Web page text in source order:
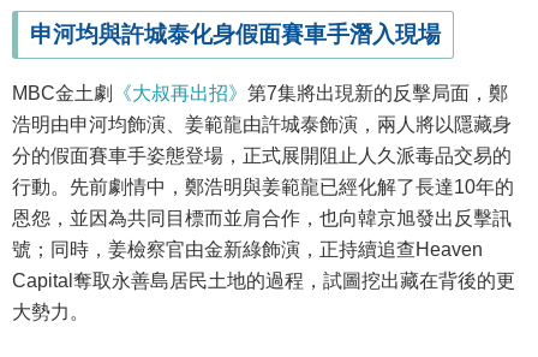
申河均與許城泰化身假面賽車手潛入現場
MBC金土劇 《大叔再出招》 第7集將出現新的反擊局面，鄭
浩明由申河均飾演、姜範龍由許城泰飾演，兩人將以隱藏身
分的假面賽車手姿態登場，正式展開阻止人久派毒品交易的
行動。先前劇情中，鄭浩明與姜範龍已經化解了長達10年的
恩怨，並因為共同目標而並肩合作，也向韓京旭發出反擊訊
號；同時，姜檢察官由金新綠飾演，正持續追查Heaven
Capital奪取永善島居民土地的過程，試圖挖出藏在背後的更
大勢力。